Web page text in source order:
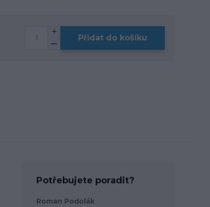
Přidat do košíku
Potřebujete poradit?
Roman Podolák